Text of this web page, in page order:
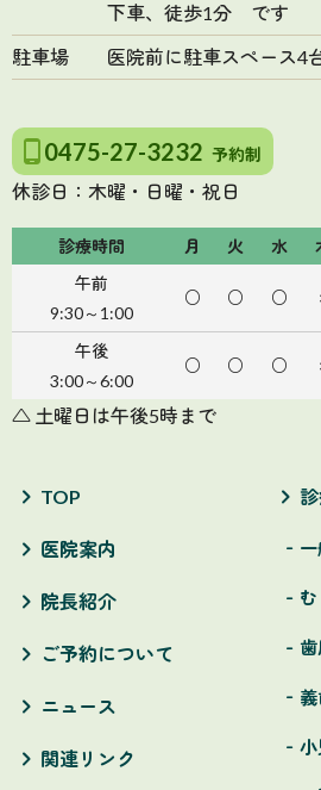
下車、徒歩1分 です
駐車場
医院前に駐車スペース4
0475-27-3232 予約制
休診日：木曜・日曜・祝日
診療時間 月 火 水
午前
9:30～1:00
○ ○ ○
午後
3:00～6:00
○ ○ ○
△ 土曜日は午後5時まで
TOP
医院案内
院長紹介
ご予約について
ニュース
関連リンク